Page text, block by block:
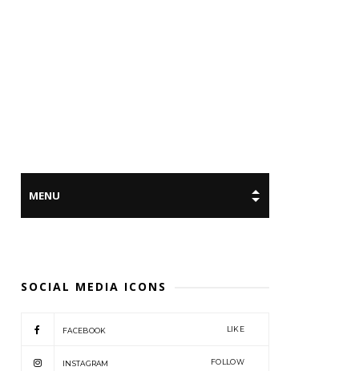
SOCIAL MEDIA ICONS
FACEBOOK LIKE
INSTAGRAM FOLLOW